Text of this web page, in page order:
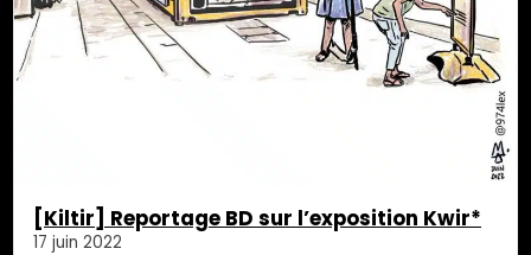
[Kiltir] Reportage BD sur l’exposition Kwir*
17 juin 2022